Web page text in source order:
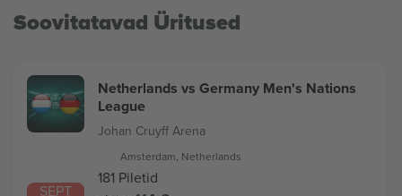
Soovitatavad Üritused
SEPT
Netherlands vs Germany Men's Nations
League
Johan Cruyff Arena
Amsterdam, Netherlands
181 Piletid